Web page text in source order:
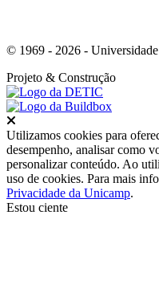
© 1969 - 2026 -
Projeto & Construção
Utilizamos cookies para
desempenho, analisar como
personalizar conteúdo. Ao
uso de cookies. Para mais
Privacidade da Unicamp.
Estou ciente